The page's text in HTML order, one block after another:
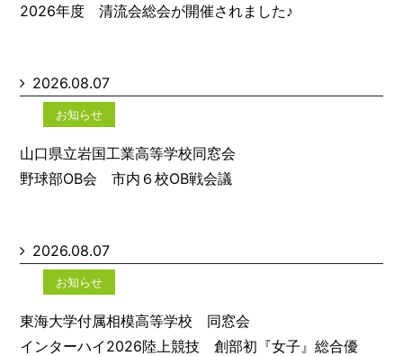
2026年度 清流会総会が開催されました♪
2026.08.07
お知らせ
山口県立岩国工業高等学校同窓会
野球部OB会 市内６校OB戦会議
2026.08.07
お知らせ
東海大学付属相模高等学校 同窓会
インターハイ2026陸上競技 創部初『女子』総合優